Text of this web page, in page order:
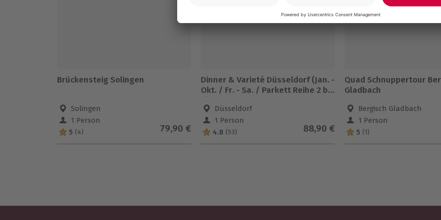
Brückensteig Solingen
Solingen
1 Person
5 (4) 79,90 €
Dinner & Varieté Düsseldorf (Jan. -
Okt. / Fr. - Sa. / Parkett Reihe 2 bis
5)
Düsseldorf
1 Person
4.8 (53) 88,90 €
Quad Schnuppertour
Gladbach
Bergisch Gladbach
1 Person
5 (1)